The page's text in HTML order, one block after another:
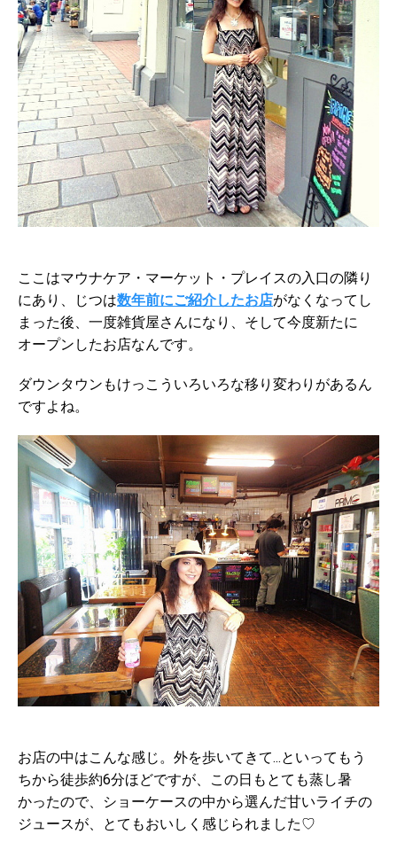
ここはマウナケア・マーケット・プレイスの入口の隣り
にあり、じつは数年前にご紹介したお店がなくなってし
まった後、一度雑貨屋さんになり、そして今度新たに
オープンしたお店なんです。
ダウンタウンもけっこういろいろな移り変わりがあるん
ですよね。
お店の中はこんな感じ。外を歩いてきて...といってもう
ちから徒歩約6分ほどですが、この日もとても蒸し暑
かったので、ショーケースの中から選んだ甘いライチの
ジュースが、とてもおいしく感じられました♡